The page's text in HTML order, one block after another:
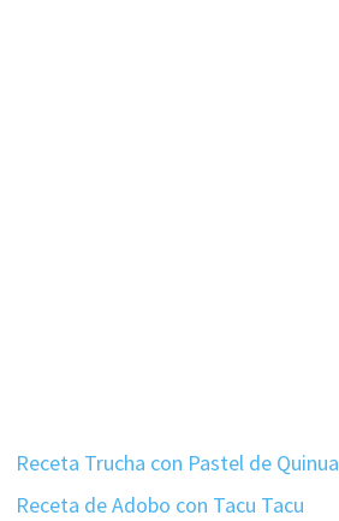
Receta Trucha con Pastel de Quinua
Receta de Adobo con Tacu Tacu